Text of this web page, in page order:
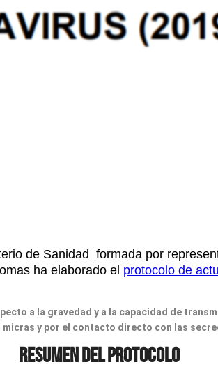
de Sanidad formada por
ha elaborado el protocolo de
a la gravedad y a la capacidad de
y por el contacto directo con las
RESUMEN DEL PROTOCOLO